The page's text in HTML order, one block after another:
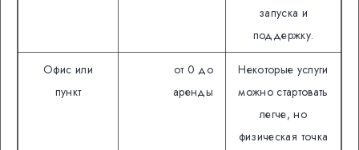
запуска и
поддержку.
Офис или
пункт
от 0 до
аренды
Некоторые услуги
можно стартовать
легче, но
физическая точка